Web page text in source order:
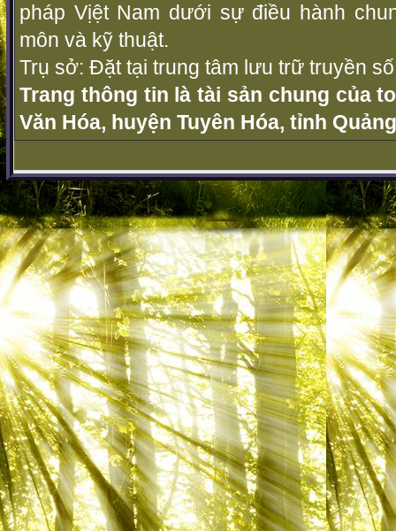
pháp Vịệt Nam dưới sự điều hành
môn và kỹ thuật.
Trụ sở: Đặt tại trung tâm lưu trữ truyền
Trang thông tin là tài sản chung của
Văn Hóa, huyện Tuyên Hóa, tỉnh